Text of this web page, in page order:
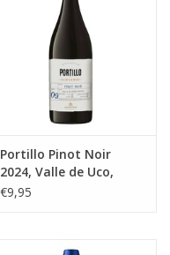
Portillo Pinot Noir
2024, Valle de Uco,
Mendoza
€9,95